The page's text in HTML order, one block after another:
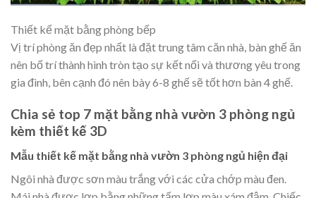
Thiết kế mặt bằng phòng bếp
Vị trí phòng ăn đẹp nhất là đặt trung tâm căn nhà, bàn ghế ăn
nên bố trí thành hình tròn tạo sự kết nối và thương yêu trong
gia đình, bên cạnh đó nên bày 6-8 ghế sẽ tốt hơn bàn 4 ghế.
Chia sẻ top 7 mặt bằng nhà vườn 3 phòng ngủ
kèm thiết kế 3D
Mẫu thiết kế mặt bằng nhà vườn 3 phòng ngủ hiện đại
Ngôi nhà được sơn màu trắng với các cửa chớp màu đen.